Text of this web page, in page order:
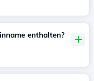
enthalten?